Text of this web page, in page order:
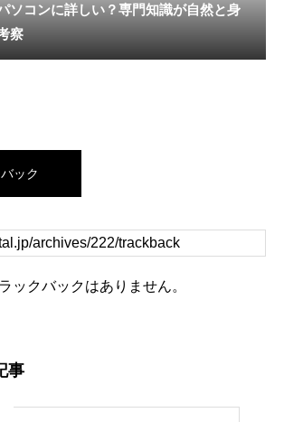
ソコンに詳しい？専門知識が自然と身
察
ック
ックバックはありません。
事